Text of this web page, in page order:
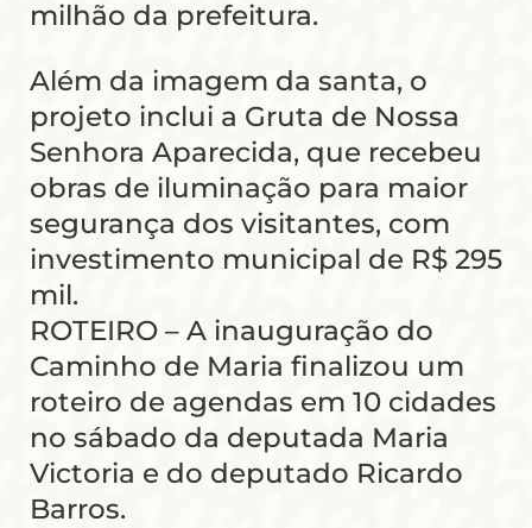
milhão da prefeitura.
Além da imagem da santa, o
projeto inclui a Gruta de Nossa
Senhora Aparecida, que recebeu
obras de iluminação para maior
segurança dos visitantes, com
investimento municipal de R$ 295
mil.
ROTEIRO – A inauguração do
Caminho de Maria finalizou um
roteiro de agendas em 10 cidades
no sábado da deputada Maria
Victoria e do deputado Ricardo
Barros.